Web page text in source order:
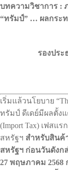
บทความวิชาการ :
“ทรัมป์” … ผลกระ
รองประ
เริ่มแล้วนโยบาย
ทรัมป์ ดีเดย์มีผลตั้ง
(Import Tax) เฟสแ
สหรัฐฯ สำหรับสินค้
สหรัฐฯ ก่อนวันดังก
27 พฤษภาคม 2568